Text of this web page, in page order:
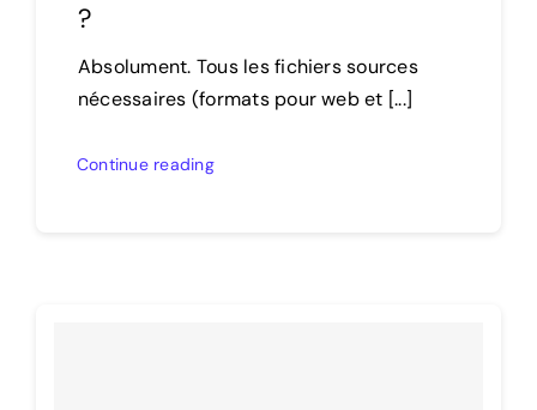
?
Absolument. Tous les fichiers sources
nécessaires (formats pour web et [...]
Continue reading